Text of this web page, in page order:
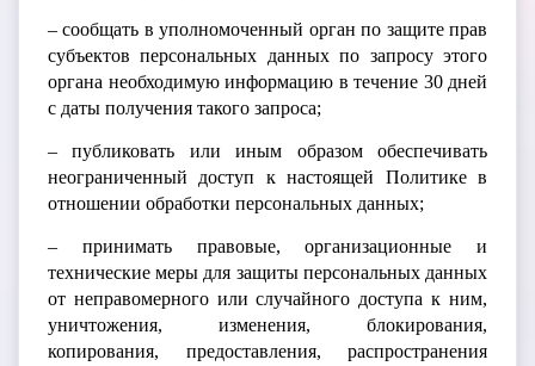
– сообщать в уполномоченный орган по защите прав
субъектов персональных данных по запросу этого
органа необходимую информацию в течение 30 дней
с даты получения такого запроса;
– публиковать или иным образом обеспечивать
неограниченный доступ к настоящей Политике в
отношении обработки персональных данных;
– принимать правовые, организационные и
технические меры для защиты персональных данных
от неправомерного или случайного доступа к ним,
уничтожения, изменения, блокирования,
копирования, предоставления, распространения